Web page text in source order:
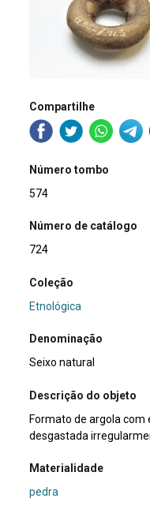
Compartilhe
Número tombo
574
Número de catálogo
724
Coleção
Etnológica
Denominação
Seixo natural
Descrição do objeto
Formato de argola com
desgastada
Materialidade
pedra